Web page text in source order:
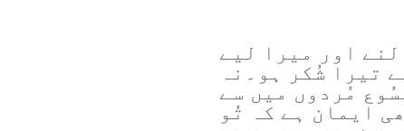
اور میرا لیے
تیرا شُکر ہو۔نہ
مُردوں میں سے
ایمان ہے کہ تُو